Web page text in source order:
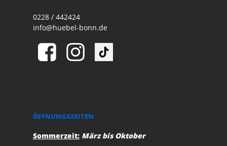
0228 / 442424
info@huebel-bonn.de
ÖFFNUNGSZEITEN
Sommerzeit: März bis Oktober